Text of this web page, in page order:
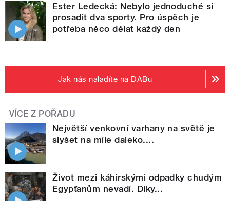
Ester Ledecká: Nebylo jednoduché si
prosadit dva sporty. Pro úspěch je
potřeba něco dělat každý den
Jak nás naladíte na DABu
VÍCE Z POŘADU
Největší venkovní varhany na světě je
slyšet na míle daleko....
Život mezi káhirskými odpadky chudým
Egypťanům nevadí. Díky...